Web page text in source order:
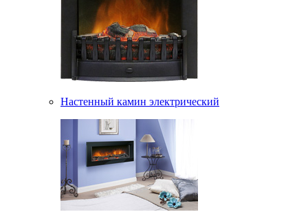
Настенный камин электрический